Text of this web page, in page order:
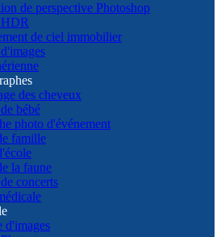
de perspective Photoshop
de ciel immobilier
des cheveux
bébé
photo d'événement
famille
la faune
concerts
d'images